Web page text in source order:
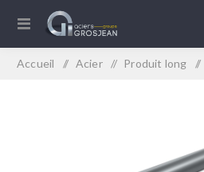
Accueil / Acier / Produit long /